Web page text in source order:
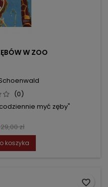
W ZOO
(0)
myć zęby"
Cena
29,00 zł
koszyka
favorite_border